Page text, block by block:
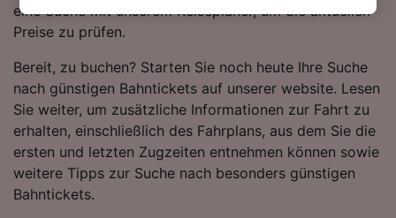
eine Suche mit unserem Reiseplaner, um die aktuellen
Preise zu prüfen.
Bereit, zu buchen? Starten Sie noch heute Ihre Suche
nach günstigen Bahntickets auf unserer website. Lesen
Sie weiter, um zusätzliche Informationen zur Fahrt zu
erhalten, einschließlich des Fahrplans, aus dem Sie die
ersten und letzten Zugzeiten entnehmen können sowie
weitere Tipps zur Suche nach besonders günstigen
Bahntickets.
besuchen Sie jederzeit die Seite der
Datenschutzrichtlinie. Diese Präferenzen
werden unseren Partnern signalisiert und
haben keinen Einfluss auf Surfdaten. Ihre
Daten werden nicht für Tracking-Zwecke
verwendet, wenn Sie uns gebeten haben, Ihr
Surfverhalten nicht zu verfolgen.
Wir und unsere Partner verarbeiten Daten, um
Folgendes bereitzustellen: